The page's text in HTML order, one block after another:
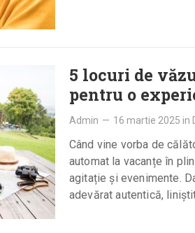
5 locuri de
pentru o
Admin — 16 martie 2025 in
Când vine vorba de
automat la vacanțe în
agitație și evenimente.
adevărat autentică,